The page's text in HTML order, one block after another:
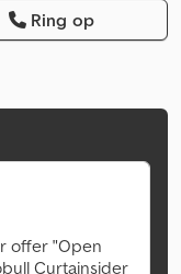
Ring op